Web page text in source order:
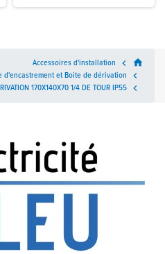
home

Accessoires d'installation

d'encastrement et Boite de dérivation

170X140X70 1/4 DE TOUR IP55